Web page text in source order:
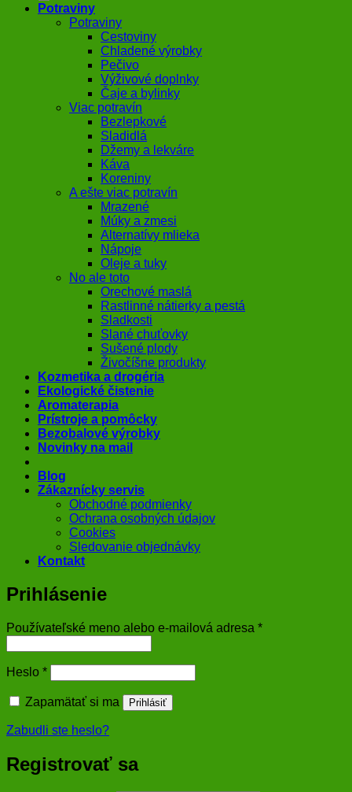
Potraviny
Potraviny
Cestoviny
Chladené výrobky
Pečivo
Výživové doplnky
Čaje a bylinky
Viac potravín
Bezlepkové
Sladidlá
Džemy a lekváre
Káva
Koreniny
A ešte viac potravín
Mrazené
Múky a zmesi
Alternatívy mlieka
Nápoje
Oleje a tuky
No ale toto
Orechové maslá
Rastlinné nátierky a pestá
Sladkosti
Slané chuťovky
Sušené plody
Živočíšne produkty
Kozmetika a drogéria
Ekologické čistenie
Aromaterapia
Prístroje a pomôcky
Bezobalové výrobky
Novinky na mail
Blog
Zákaznícky servis
Obchodné podmienky
Ochrana osobných údajov
Cookies
Sledovanie objednávky
Kontakt
Prihlásenie
Používateľské meno alebo e-mailová adresa *Povinné
Heslo *Povinné
Zapamätať si ma Prihlásiť
Zabudli ste heslo?
Registrovať sa